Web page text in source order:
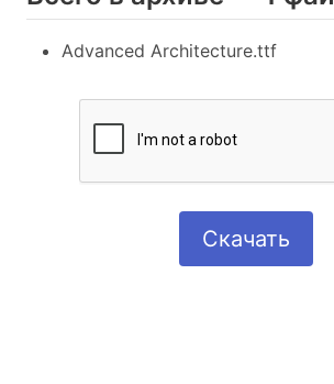
Advanced Architecture.ttf
Скачать